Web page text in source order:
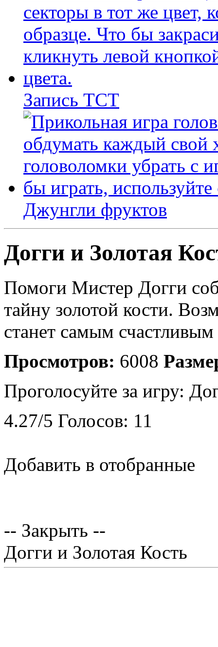
Запись ТСТ
Джунгли фруктов
Догги и Золотая
Помоги Мистер Догги
тайну золотой кости.
станет самым
Просмотров: 6008
Проголосуйте за игру:
4.27/5 Голосов: 11
Добавить в отобранные
-- Закрыть --
Догги и Золотая Кость